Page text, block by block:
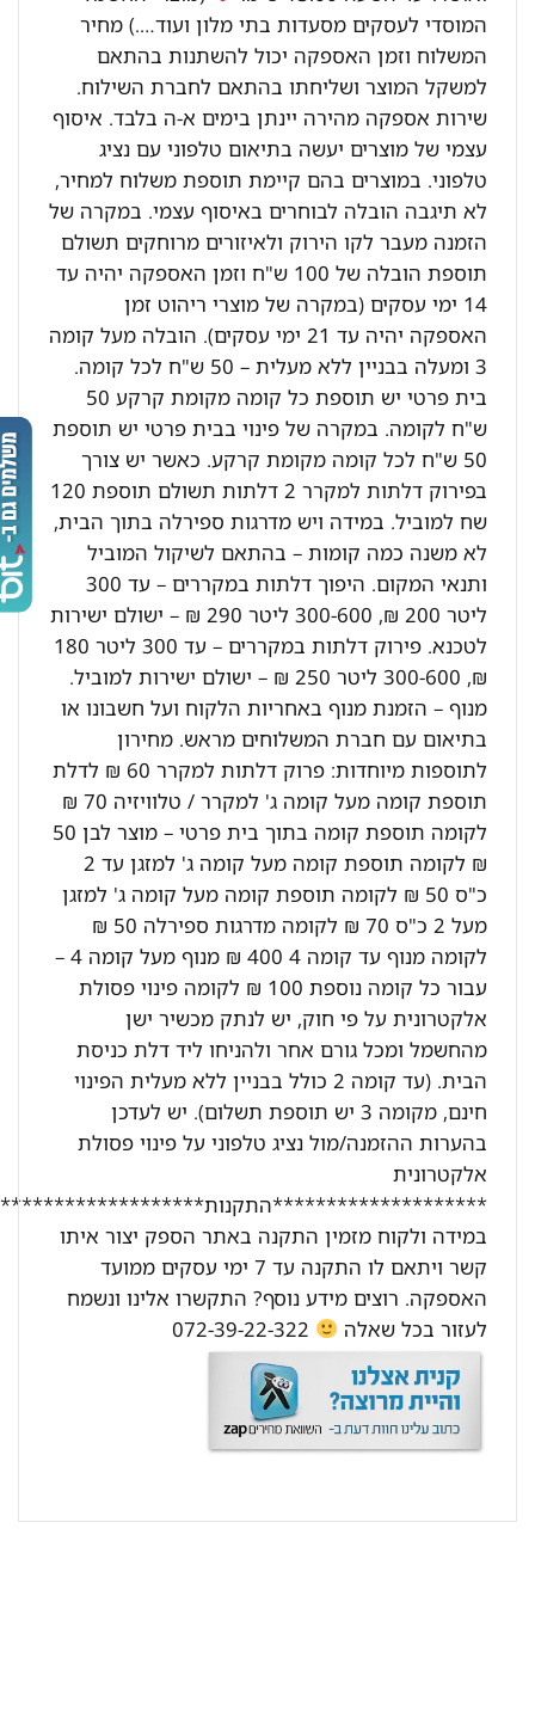
המוסדי לעסקים מסעדות בתי מלון ועוד….) מחיר
המשלוח וזמן האספקה יכול להשתנות בהתאם
למשקל המוצר ושליחתו בהתאם לחברת השילוח.
שירות אספקה מהירה יינתן בימים א-ה בלבד. איסוף
עצמי של מוצרים יעשה בתיאום טלפוני עם נציג
טלפוני. במוצרים בהם קיימת תוספת משלוח למחיר,
לא תיגבה הובלה לבוחרים באיסוף עצמי. במקרה של
הזמנה מעבר לקו הירוק ולאיזורים מרוחקים תשולם
תוספת הובלה של 100 ש"ח וזמן האספקה יהיה עד
14 ימי עסקים (במקרה של מוצרי ריהוט זמן
האספקה יהיה עד 21 ימי עסקים). הובלה מעל קומה
3 ומעלה בבניין ללא מעלית – 50 ש"ח לכל קומה.
בית פרטי יש תוספת כל קומה מקומת קרקע 50
ש"ח לקומה. במקרה של פינוי בבית פרטי יש תוספת
50 ש"ח לכל קומה מקומת קרקע. כאשר יש צורך
בפירוק דלתות למקרר 2 דלתות תשולם תוספת 120
שח למוביל. במידה ויש מדרגות ספירלה בתוך הבית,
לא משנה כמה קומות – בהתאם לשיקול המוביל
ותנאי המקום. היפוך דלתות במקררים – עד 300
ליטר 200 ₪, 300-600 ליטר 290 ₪ – ישולם ישירות
לטכנא. פירוק דלתות במקררים – עד 300 ליטר 180
₪, 300-600 ליטר 250 ₪ – ישולם ישירות למוביל.
מנוף – הזמנת מנוף באחריות הלקוח ועל חשבונו או
בתיאום עם חברת המשלוחים מראש. מחירון
לתוספות מיוחדות: פרוק דלתות למקרר 60 ₪ לדלת
תוספת קומה מעל קומה ג' למקרר / טלוויזיה 70 ₪
לקומה תוספת קומה בתוך בית פרטי – מוצר לבן 50
₪ לקומה תוספת קומה מעל קומה ג' למזגן עד 2
כ"ס 50 ₪ לקומה תוספת קומה מעל קומה ג' למזגן
מעל 2 כ"ס 70 ₪ לקומה מדרגות ספירלה 50 ₪
לקומה מנוף עד קומה 4 400 ₪ מנוף מעל קומה 4 –
עבור כל קומה נוספת 100 ₪ לקומה פינוי פסולת
אלקטרונית על פי חוק, יש לנתק מכשיר ישן
מהחשמל ומכל גורם אחר ולהניחו ליד דלת כניסת
הבית. (עד קומה 2 כולל בבניין ללא מעלית הפינוי
חינם, מקומה 3 יש תוספת תשלום). יש לעדכן
בהערות ההזמנה/מול נציג טלפוני על פינוי פסולת
אלקטרונית
********************התקנות********************:
במידה ולקוח מזמין התקנה באתר הספק יצור איתו
קשר ויתאם לו התקנה עד 7 ימי עסקים ממועד
האספקה. רוצים מידע נוסף? התקשרו אלינו ונשמח
לעזור בכל שאלה
072-39-22-322